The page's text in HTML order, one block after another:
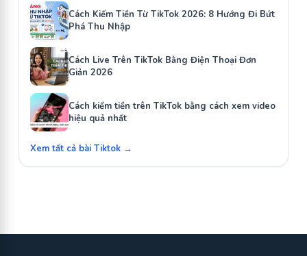
Cách Kiếm Tiền Từ TikTok 2026: 8 Hướng Đi Bứt
Phá Thu Nhập
Cách Live Trên TikTok Bằng Điện Thoại Đơn
Giản 2026
Cách kiếm tiền trên TikTok bằng cách xem video
hiệu quả nhất
Xem tất cả bài Tiktok →